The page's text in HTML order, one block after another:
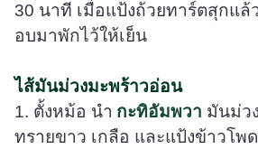
30 นาที เมื่อแป้งถ้วยทาร์ตสุกแล้
อบมาพักไว้ให้เย็น
ไส้มันม่วงมะพร้าวอ่อน
1. ตั้งหม้อ นำ กะทิอัมพวา มันม่ว
ทรายขาว เกลือ และแป้งข้าวโพ